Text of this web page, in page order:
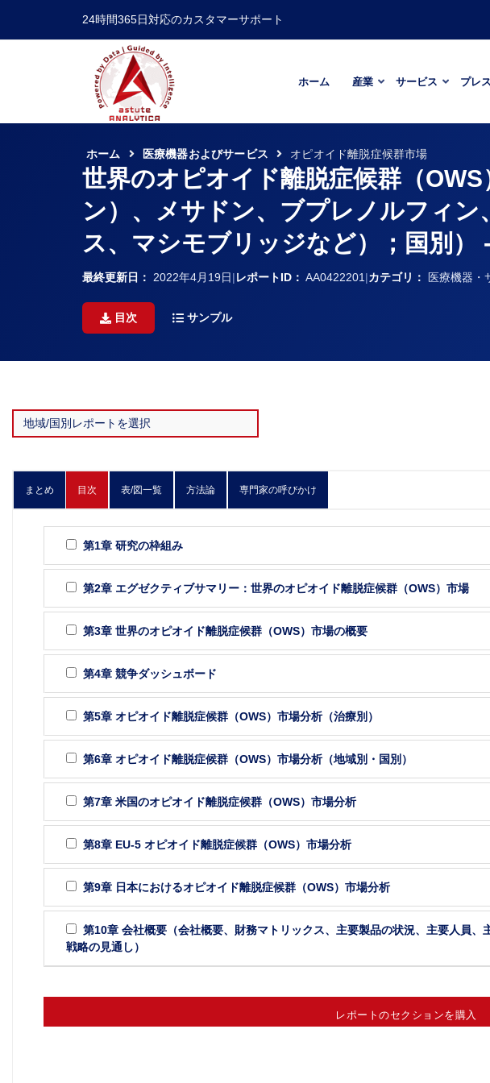
24時間365日対応のカスタマーサポート
ホーム 産業 サービス プレ
ホーム 医療機器およびサービス オピオイド離脱症候群市場
世界のオピオイド離脱症候群（
ン）、メサドン、ブプレノルフィ
ス、マシモブリッジなど）；国別）
最終更新日： 2022年4月19日|レポートID： AA0422201 |カテゴリ： 医療機器・
目次 サンプル
まとめ 目次 表/図一覧 方法論 専門家の呼びかけ
第1章 研究の枠組み
第2章 エグゼクティブサマリー：世界のオピオイド離脱症候群（OWS）市場
第3章 世界のオピオイド離脱症候群（OWS）市場の概要
第4章 競争ダッシュボード
第5章 オピオイド離脱症候群（OWS）市場分析（治療別）
第6章 オピオイド離脱症候群（OWS）市場分析（地域別・国別）
第7章 米国のオピオイド離脱症候群（OWS）市場分析
第8章 EU-5 オピオイド離脱症候群（OWS）市場分析
第9章 日本におけるオピオイド離脱症候群（OWS）市場分析
第10章 会社概要（会社概要、財務マトリックス、主要製品の状況、主要人員、
戦略の見通し）
レポートのセクションを購入